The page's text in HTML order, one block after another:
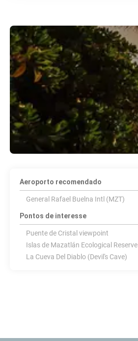
Aeroporto recomendado
General Rafael Buelna Intl (MZT)
Pontos de interesse
Puente de Cristal viewpoint
Islas de Mazatlán Ecological Reserve
La Cueva Del Diablo (Devil's Cave)